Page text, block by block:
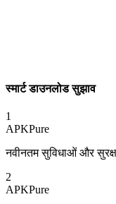
स्मार्ट डाउनलोड सुझाव
1
APKPure
नवीनतम सुविधाओं और
2
APKPure